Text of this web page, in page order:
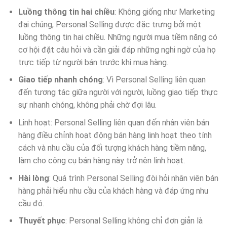
Luồng thông tin hai chiều: Không giống như Marketing
đại chúng, Personal Selling được đặc trưng bởi một
luồng thông tin hai chiều. Những người mua tiềm năng có
cơ hội đặt câu hỏi và cần giải đáp những nghi ngờ của họ
trực tiếp từ người bán trước khi mua hàng.
Giao tiếp nhanh chóng: Vì Personal Selling liên quan
đến tương tác giữa người với người, luồng giao tiếp thực
sự nhanh chóng, không phải chờ đợi lâu.
Linh hoạt: Personal Selling liên quan đến nhân viên bán
hàng điều chỉnh hoạt động bán hàng linh hoạt theo tính
cách và nhu cầu của đối tượng khách hàng tiềm năng,
làm cho công cụ bán hàng này trở nên linh hoạt.
Hài lòng: Quá trình Personal Selling đòi hỏi nhân viên bán
hàng phải hiểu nhu cầu của khách hàng và đáp ứng nhu
cầu đó.
Thuyết phục: Personal Selling không chỉ đơn giản là